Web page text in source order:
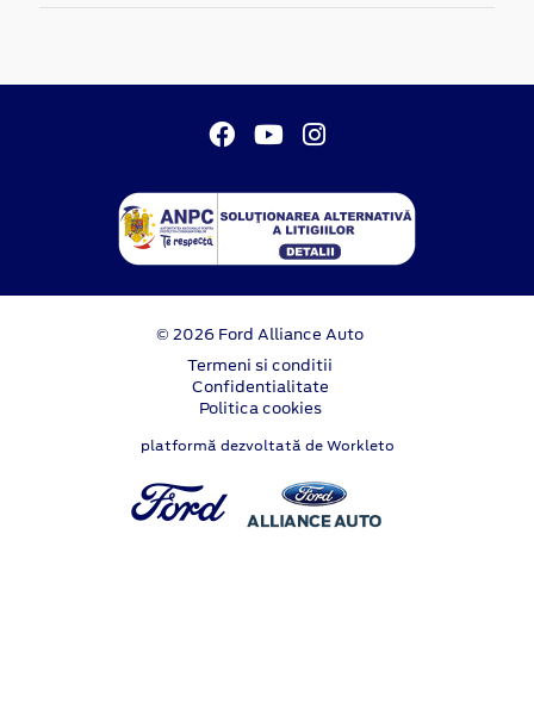
© 2026 Ford Alliance Auto
Termeni si conditii
Confidentialitate
Politica cookies
platformă dezvoltată de Workleto